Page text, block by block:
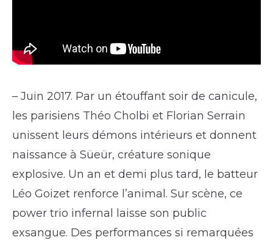
– Juin 2017. Par un étouffant soir de canicule,
les parisiens Théo Cholbi et Florian Serrain
unissent leurs démons intérieurs et donnent
naissance à Süeür, créature sonique
explosive. Un an et demi plus tard, le batteur
Léo Goizet renforce l’animal. Sur scène, ce
power trio infernal laisse son public
exsangue. Des performances si remarquées